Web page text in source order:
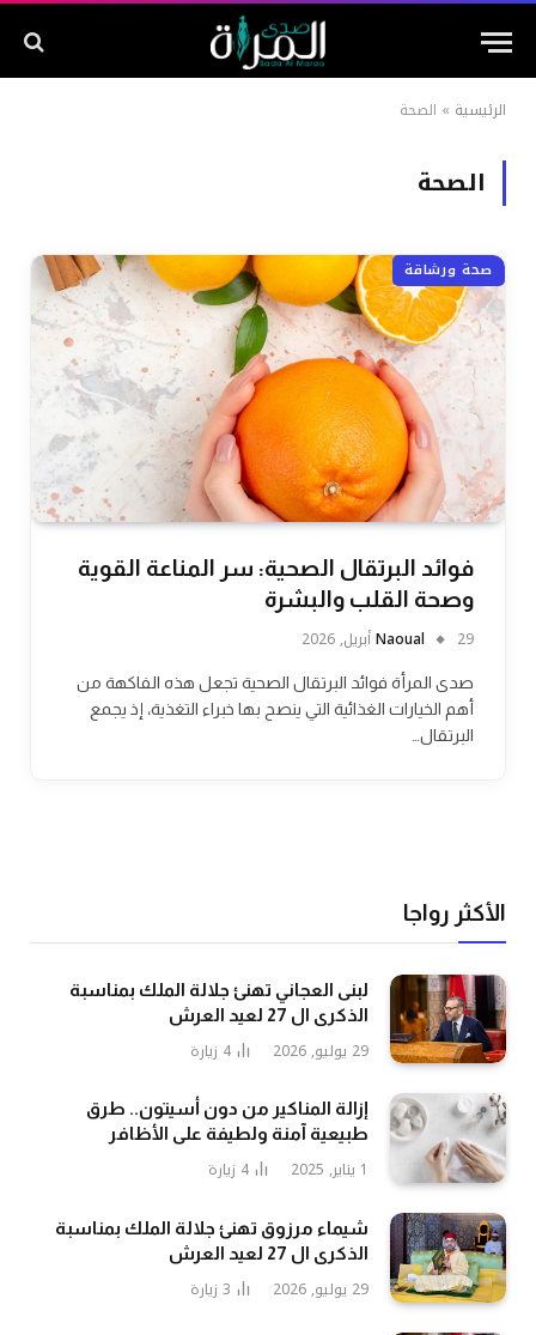
الرئيسية » الصحة
الصحة
صحة ورشاقة
فوائد البرتقال الصحية: سر المناعة القوية
وصحة القلب والبشرة
Naoual 29 أبريل, 2026
صدى المرأة فوائد البرتقال الصحية تجعل هذه الفاكهة من
أهم الخيارات الغذائية التي ينصح بها خبراء التغذية، إذ يجمع
البرتقال…
الأكثر رواجا
لبنى العجاني تهنئ جلالة الملك بمناسبة
الذكرى ال 27 لعيد العرش
29 يوليو, 2026 4 زيارة
إزالة المناكير من دون أسيتون.. طرق
طبيعية آمنة ولطيفة على الأظافر
1 يناير, 2025 4 زيارة
شيماء مرزوق تهنئ جلالة الملك بمناسبة
الذكرى ال 27 لعيد العرش
29 يوليو, 2026 3 زيارة